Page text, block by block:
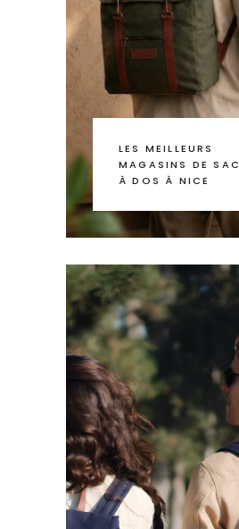
LES MEILLEURS
MAGASINS DE SAC
À DOS À NICE